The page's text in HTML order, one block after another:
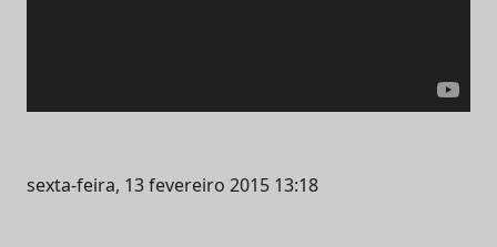
sexta-feira, 13 fevereiro 2015 13:18